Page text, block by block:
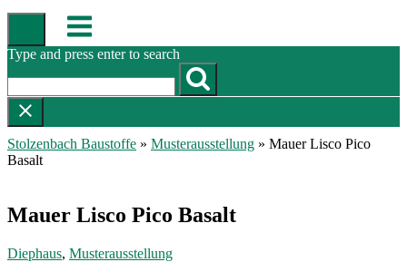
Skip
content
Menu
Type and press enter to search
Stolzenbach Baustoffe » Musterausstellung » Mauer Lisco Pico
Basalt
Mauer Lisco Pico Basalt
Diephaus, Musterausstellung